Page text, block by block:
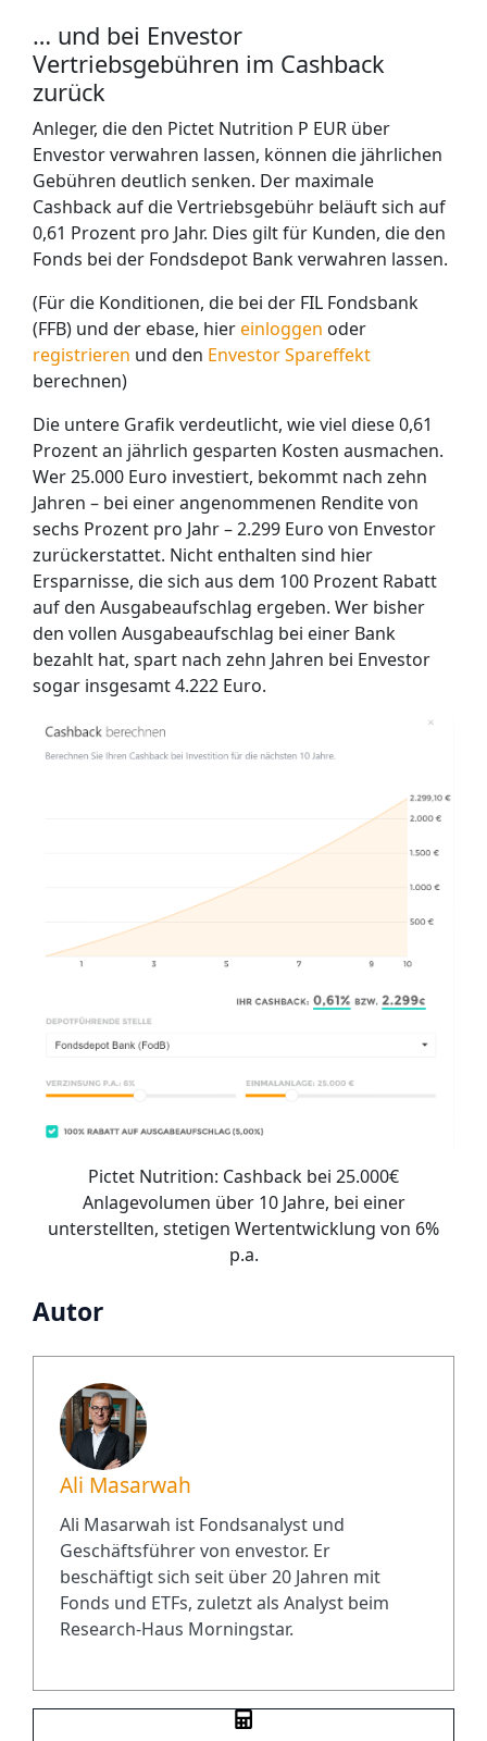
… und bei Envestor
Vertriebsgebühren im Cashback
zurück
Anleger, die den Pictet Nutrition P EUR über
Envestor verwahren lassen, können die jährlichen
Gebühren deutlich senken. Der maximale
Cashback auf die Vertriebsgebühr beläuft sich auf
0,61 Prozent pro Jahr. Dies gilt für Kunden, die den
Fonds bei der Fondsdepot Bank verwahren lassen.
(Für die Konditionen, die bei der FIL Fondsbank
(FFB) und der ebase, hiereinloggen oder
registrieren und den Envestor Spareffekt
berechnen)
Die untere Grafik verdeutlicht, wie viel diese 0,61
Prozent an jährlich gesparten Kosten ausmachen.
Wer 25.000 Euro investiert, bekommt nach zehn
Jahren – bei einer angenommenen Rendite von
sechs Prozent pro Jahr – 2.299 Euro von Envestor
zurückerstattet. Nicht enthalten sind hier
Ersparnisse, die sich aus dem 100 Prozent Rabatt
auf den Ausgabeaufschlag ergeben. Wer bisher
den vollen Ausgabeaufschlag bei einer Bank
bezahlt hat, spart nach zehn Jahren bei Envestor
sogar insgesamt 4.222 Euro.
Pictet Nutrition: Cashback bei 25.000€
Anlagevolumen über 10 Jahre, bei einer
unterstellten, stetigen Wertentwicklung von 6%
p.a.
Autor
Ali Masarwah
Ali Masarwah ist Fondsanalyst und
Geschäftsführer von envestor. Er
beschäftigt sich seit über 20 Jahren mit
Fonds und ETFs, zuletzt als Analyst beim
Research-Haus Morningstar.